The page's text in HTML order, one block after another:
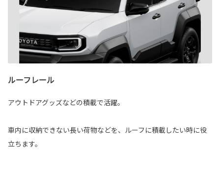
ルーフレール
アウトドアグッズなどの積載で活躍。
車内に収納できない長い荷物などを、ルーフに積載したい時に役
立ちます。